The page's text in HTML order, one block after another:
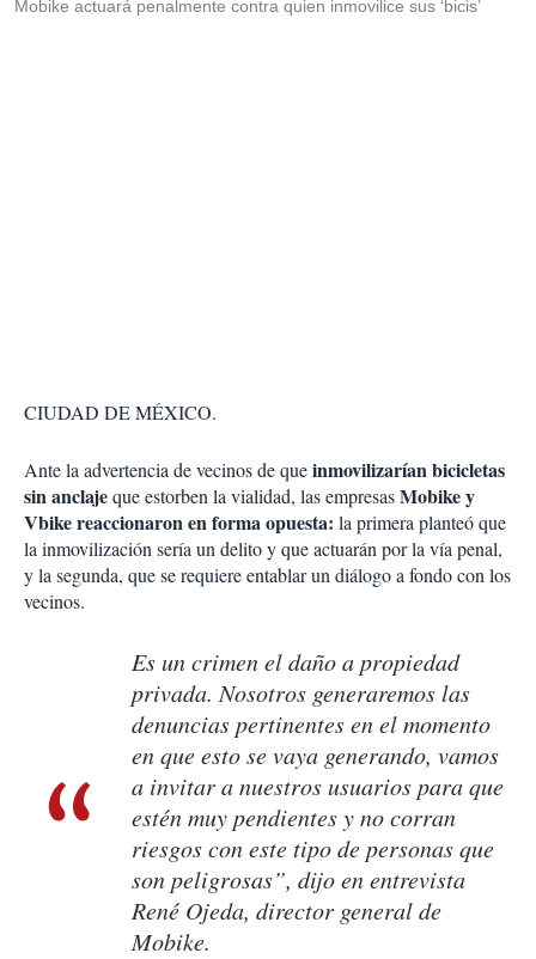
Mobike actuará penalmente contra quien inmovilice sus ‘bicis’
CIUDAD DE MÉXICO.
Ante la advertencia de vecinos de queinmovilizarían bicicletas
sin anclajeque estorben la vialidad, las empresasMobike y
Vbike reaccionaron en forma opuesta: la primera planteó que
la inmovilización sería un delito y que actuarán por la vía penal,
y la segunda, que se requiere entablar un diálogo a fondo con los
vecinos.
Es un crimen el daño a propiedad
privada. Nosotros generaremos las
denuncias pertinentes en el momento
en que esto se vaya generando, vamos
a invitar a nuestros usuarios para que
estén muy pendientes y no corran
riesgos con este tipo de personas que
son peligrosas”, dijo en entrevista
René Ojeda, director general de
Mobike.